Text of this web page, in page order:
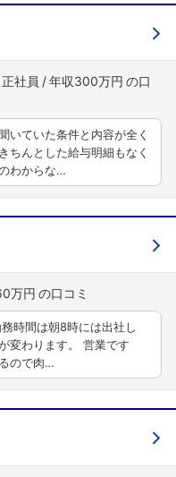
正社員 年収300万円
いていた条件と内容が全く
ちんとした給与明細もなく
わからな…
万円
時間は朝8時には出社し
変わります。 営業です
ので肉…